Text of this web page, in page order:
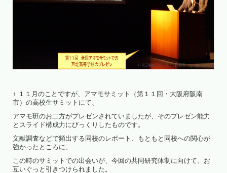
↑ １１月のことですが、アマモサミット（第１１回・大阪府阪南
市）の高校生サミットにて、
アマモ班のお二方がプレゼンされていましたが、そのプレゼン能力
とスライド構成力にびっくりしたものです。
文献調査などで頻出する同校のレポート、もともと同校への関心が
強かったところに、
この時のサミットでの出会いが、今回の共同研究体制に向けて、お
互いぐっと引きつけられました。